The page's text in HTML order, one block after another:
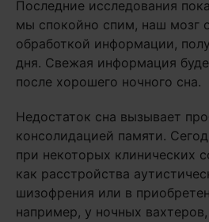
Последние исследования
мы спокойно спим, наш мозг
обработкой информации,
дня. Свежая информация
после хорошего ночного сна.
Недостаток сна вызывает
консолидацией памяти.
при некоторых клинических
как расстройства
шизофрения или в
например, у ночных